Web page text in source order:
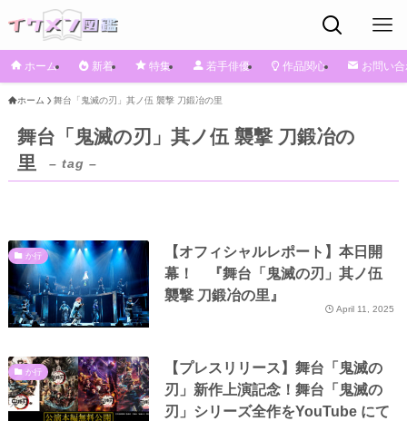
ホーム 新着 特集 若手俳優 作品関心 お問い
ホーム 舞台「鬼滅の刃」其ノ伍 襲撃 刀鍛冶の里
舞台「鬼滅の刃」其ノ伍 襲撃 刀鍛冶の
里
– tag –
か行
【オフィシャルレポート】本日開
幕！ 『舞台「鬼滅の刃」其ノ伍
襲撃 刀鍛冶の里』
April 11, 2025
か行
【プレスリリース】舞台「鬼滅の
刃」新作上演記念！舞台「鬼滅の
刃」シリーズ全作をYouTube にて